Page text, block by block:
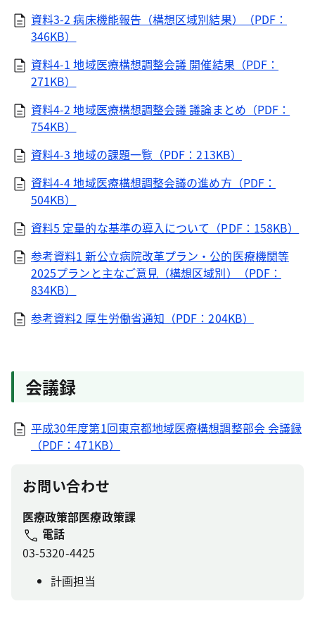
資料3-2 病床機能報告（構想区域別結果）（PDF：
346KB）
資料4-1 地域医療構想調整会議 開催結果（PDF：
271KB）
資料4-2 地域医療構想調整会議 議論まとめ（PDF：
754KB）
資料4-3 地域の課題一覧（PDF：213KB）
資料4-4 地域医療構想調整会議の進め方（PDF：
504KB）
資料5 定量的な基準の導入について（PDF：158KB）
参考資料1 新公立病院改革プラン・公的医療機関等
2025プランと主なご意見（構想区域別）（PDF：
834KB）
参考資料2 厚生労働省通知（PDF：204KB）
会議録
平成30年度第1回東京都地域医療構想調整部会 会議録
（PDF：471KB）
お問い合わせ
医療政策部医療政策課
電話
03-5320-4425
計画担当